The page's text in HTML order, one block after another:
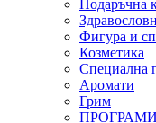
Подаръчна
Фигура и
Козметика
Специална
Аромати
Грим